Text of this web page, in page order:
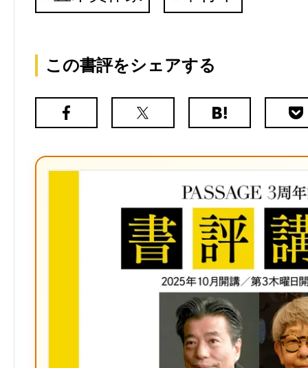
この書評をシェアする
Facebook
X（旧
は
ク
マ
ー
ク